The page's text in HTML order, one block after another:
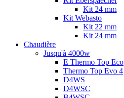
Kit 24 mm
Kit Webasto
Kit 22 mm
Kit 24 mm
Chaudière
Jusqu'à 4000w
E Thermo Top Eco
Thermo Top Evo 4
D4WS
D4WSC